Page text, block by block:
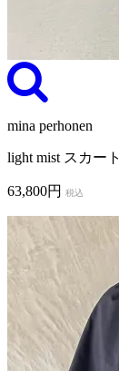
mina perhonen
light mist スカート
63,800円 税込